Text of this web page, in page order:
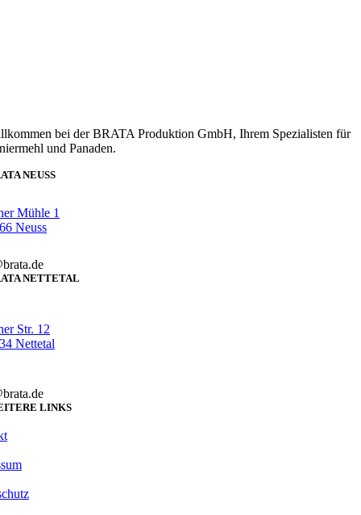
bei der BRATA Produktion GmbH, Ihrem Spezialisten für
und Panaden.
NEUSS
Mühle 1
Neuss
NETTETAL
Str. 12
Nettetal
LINKS